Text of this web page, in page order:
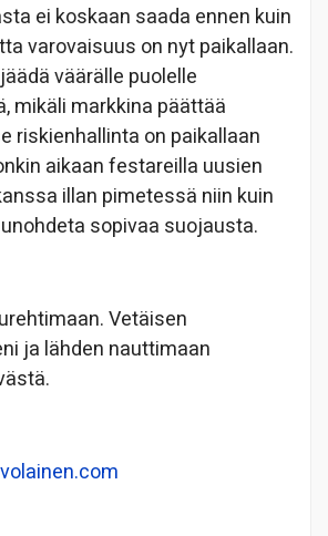
ei koskaan saada ennen kuin
varovaisuus on nyt paikallaan.
väärälle puolelle
mikäli markkina päättää
riskienhallinta on paikallaan
aikaan festareilla uusien
illan pimetessä niin kuin
sopivaa suojausta.
Vetäisen
ja lähden nauttimaan